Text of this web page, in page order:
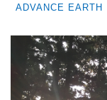
ADVANCE EARTH